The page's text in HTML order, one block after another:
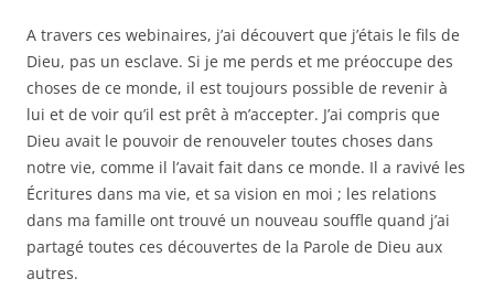
A travers ces webinaires, j’ai découvert que j’étais le fils de
Dieu, pas un esclave. Si je me perds et me préoccupe des
choses de ce monde, il est toujours possible de revenir à
lui et de voir qu’il est prêt à m’accepter. J’ai compris que
Dieu avait le pouvoir de renouveler toutes choses dans
notre vie, comme il l’avait fait dans ce monde. Il a ravivé les
Écritures dans ma vie, et sa vision en moi ; les relations
dans ma famille ont trouvé un nouveau souffle quand j’ai
partagé toutes ces découvertes de la Parole de Dieu aux
autres.